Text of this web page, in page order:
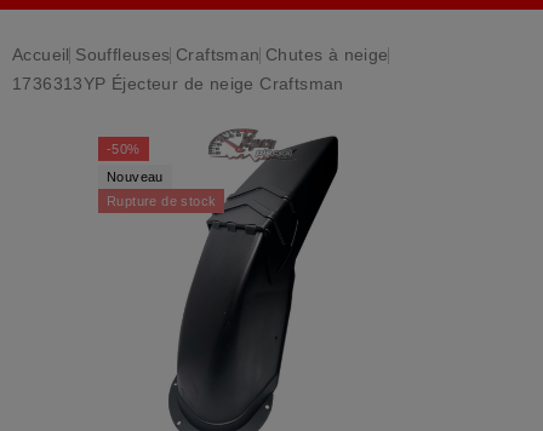
Accueil Souffleuses Craftsman Chutes à neige
1736313YP Éjecteur de neige Craftsman
-50%
Nouveau
Rupture de stock